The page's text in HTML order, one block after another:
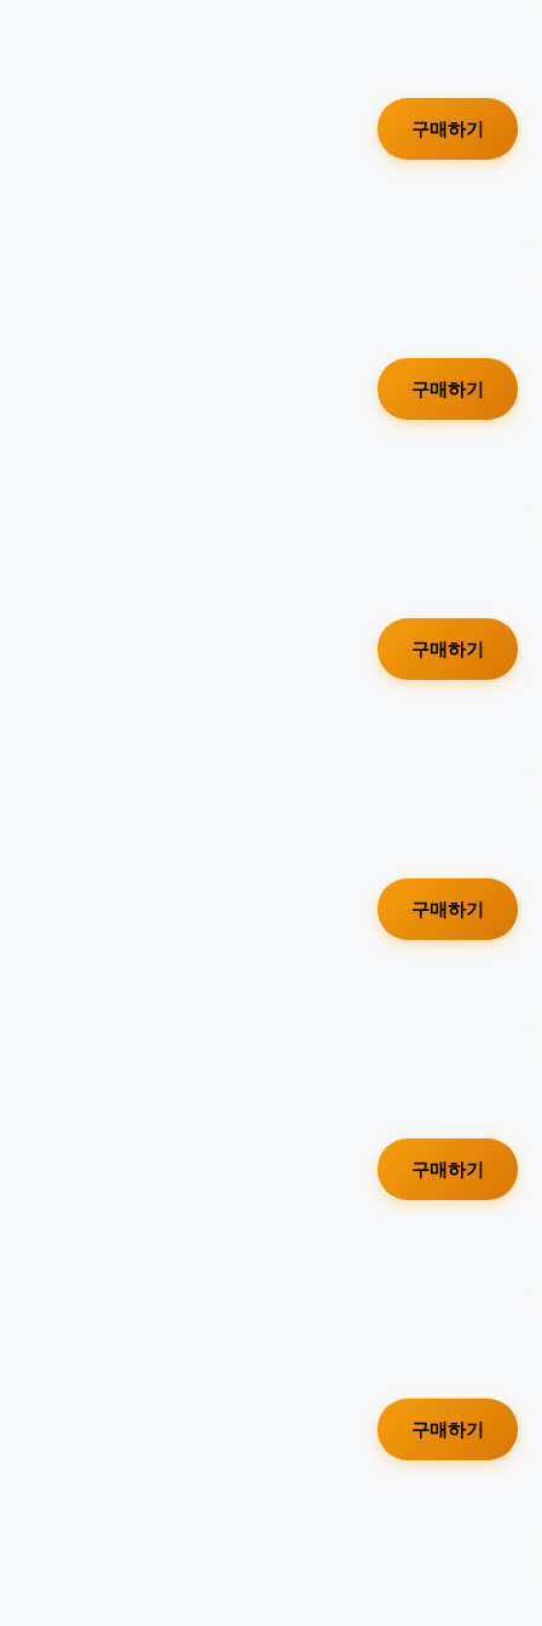
구매하기
구매하기
구매하기
구매하기
구매하기
구매하기